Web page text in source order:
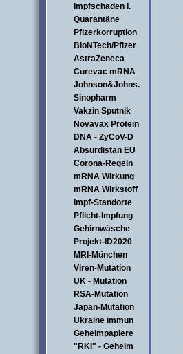
Impfschäden I.
Quarantäne
Pfizerkorruption
BioNTech/Pfizer
AstraZeneca
Curevac mRNA
Johnson&Johns.
Sinopharm
Vakzin Sputnik
Novavax Protein
DNA - ZyCoV-D
Absurdistan EU
Corona-Regeln
mRNA Wirkung
mRNA Wirkstoff
Impf-Standorte
Pflicht-Impfung
Gehirnwäsche
Projekt-ID2020
MRI-München
Viren-Mutation
UK - Mutation
RSA-Mutation
Japan-Mutation
Ukraine immun
Geheimpapiere
"RKI" - Geheim